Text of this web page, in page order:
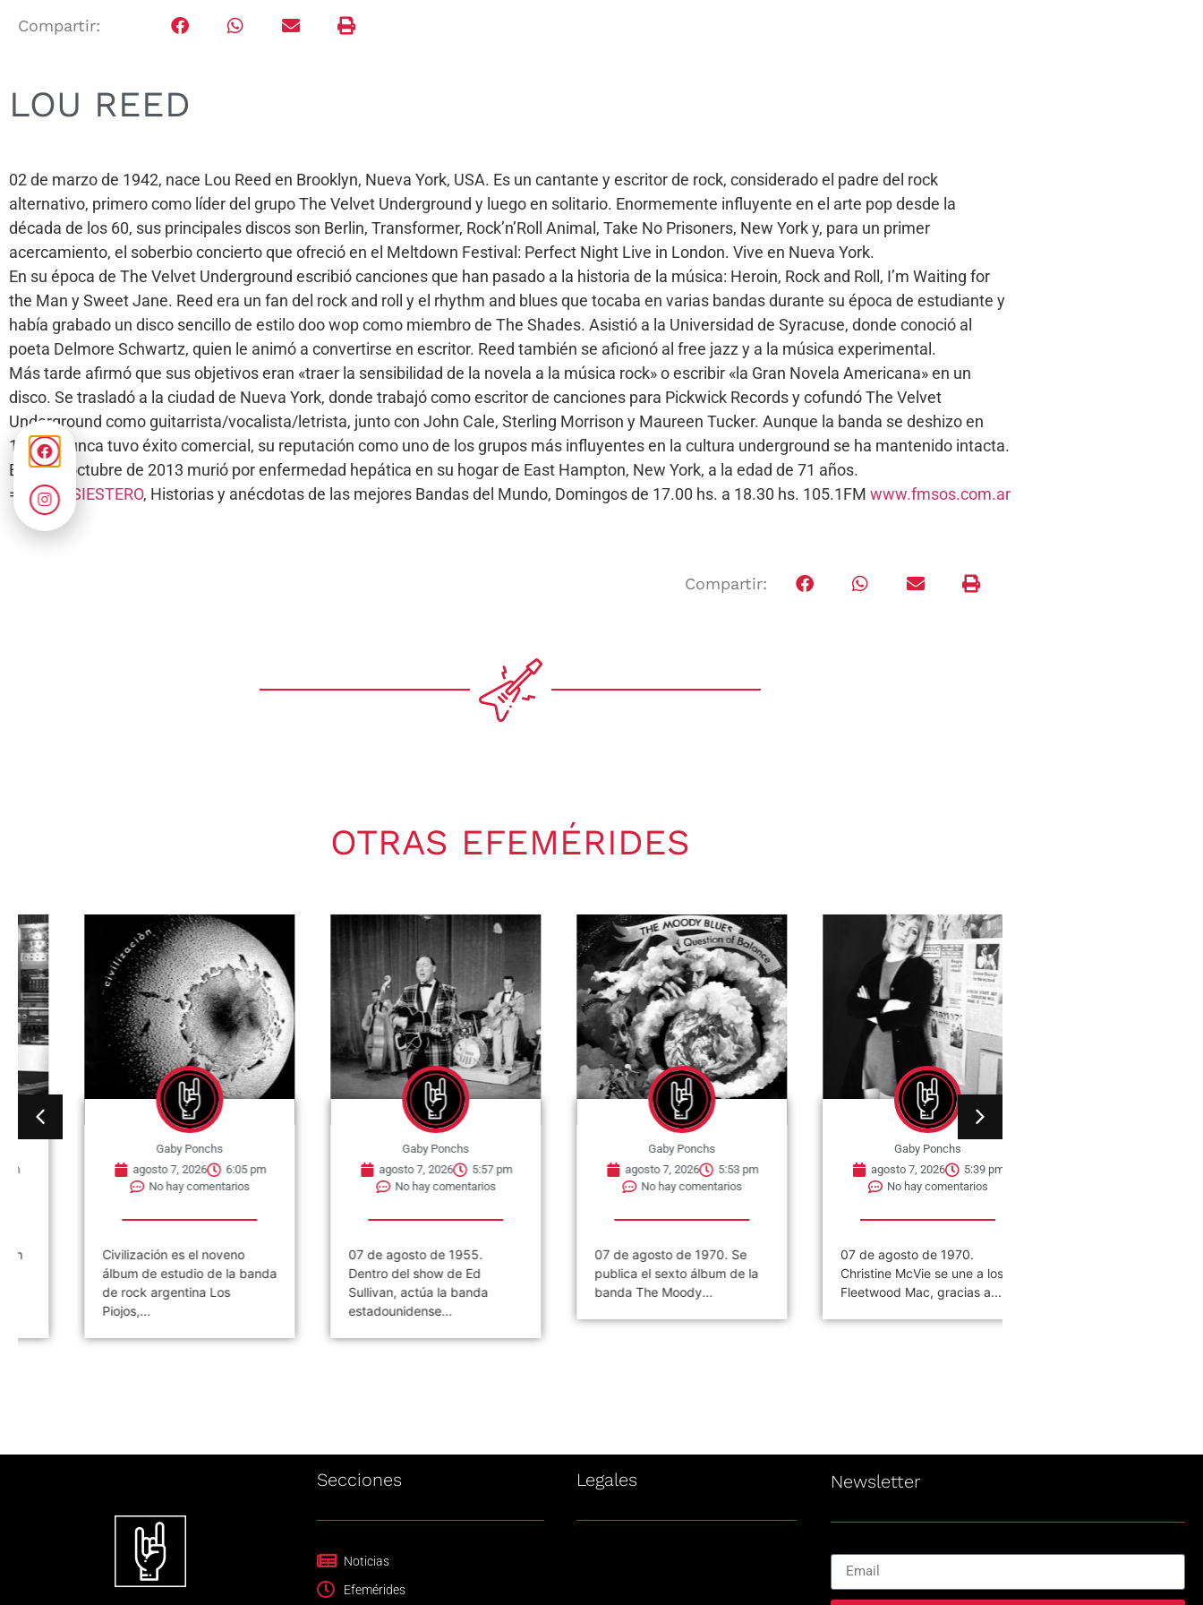
Compartir:
LOU REED
02 de marzo de 1942, nace Lou Reed en Brooklyn, Nueva York, USA. Es un cantante y escritor de rock, considerado el padre del rock
alternativo, primero como líder del grupo The Velvet Underground y luego en solitario. Enormemente influyente en el arte pop desde la
década de los 60, sus principales discos son Berlin, Transformer, Rock’n’Roll Animal, Take No Prisoners, New York y, para un primer
acercamiento, el soberbio concierto que ofreció en el Meltdown Festival: Perfect Night Live in London. Vive en Nueva York.
En su época de The Velvet Underground escribió canciones que han pasado a la historia de la música: Heroin, Rock and Roll, I’m Waiting for
the Man y Sweet Jane. Reed era un fan del rock and roll y el rhythm and blues que tocaba en varias bandas durante su época de estudiante y
había grabado un disco sencillo de estilo doo wop como miembro de The Shades. Asistió a la Universidad de Syracuse, donde conoció al
poeta Delmore Schwartz, quien le animó a convertirse en escritor. Reed también se aficionó al free jazz y a la música experimental.
Más tarde afirmó que sus objetivos eran «traer la sensibilidad de la novela a la música rock» o escribir «la Gran Novela Americana» en un
disco. Se trasladó a la ciudad de Nueva York, donde trabajó como escritor de canciones para Pickwick Records y cofundó The Velvet
Underground como guitarrista/vocalista/letrista, junto con John Cale, Sterling Morrison y Maureen Tucker. Aunque la banda se deshizo en
1970 y nunca tuvo éxito comercial, su reputación como uno de los grupos más influyentes en la cultura underground se ha mantenido intacta.
El 27 de octubre de 2013 murió por enfermedad hepática en su hogar de East Hampton, New York, a la edad de 71 años.
===>#ELSIESTERO, Historias y anécdotas de las mejores Bandas del Mundo, Domingos de 17.00 hs. a 18.30 hs. 105.1FM www.fmsos.com.ar
Compartir:
OTRAS EFEMÉRIDES
Gaby Ponchs
agosto 7, 2026
6:05 pm
No hay comentarios
Civilización es el noveno
álbum de estudio de la banda
de rock argentina Los
Gaby Ponchs
agosto 7, 2026
5:57 pm
No hay comentarios
07 de agosto de 1955.
Dentro del show de Ed
Sullivan, actúa la banda
estadounidense...
Gaby Ponchs
agosto 7, 2026
5:53 pm
No hay comentarios
07 de agosto de 1970. Se
publica el sexto álbum de la
banda The Moody...
Gaby Ponchs
agosto 7, 2026
5:39 pm
No hay comentarios
07 de agosto de 1970.
Christine McVie se une a los
Fleetwood Mac, gracias a...
Secciones
Noticias
Efemérides
Legales Newsletter